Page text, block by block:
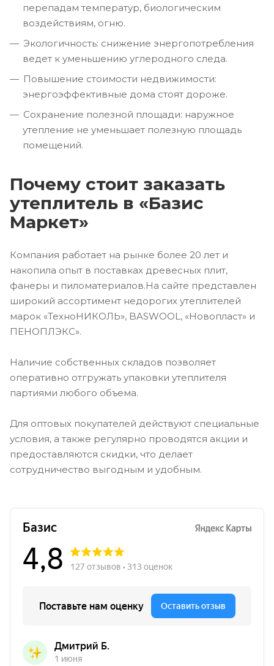
перепадам температур, биологическим
воздействиям, огню.
Экологичность: снижение энергопотребления
ведет к уменьшению углеродного следа.
Повышение стоимости недвижимости:
энергоэффективные дома стоят дороже.
Сохранение полезной площади: наружное
утепление не уменьшает полезную площадь
помещений.
Почему стоит заказать
утеплитель в «Базис
Маркет»
Компания работает на рынке более 20 лет и
накопила опыт в поставках древесных плит,
фанеры и пиломатериалов.На сайте представлен
широкий ассортимент недорогих утеплителей
марок «ТехноНИКОЛЬ», BASWOOL, «Новопласт» и
ПЕНОПЛЭКС».
Наличие собственных складов позволяет
оперативно отгружать упаковки утеплителя
партиями любого объема.
Для оптовых покупателей действуют специальные
условия, а также регулярно проводятся акции и
предоставляются скидки, что делает
сотрудничество выгодным и удобным.